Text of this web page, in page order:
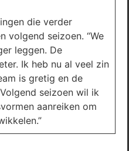
die verder
volgend seizoen. “We
leggen. De
Ik heb nu al veel zin
is gretig en de
seizoen wil ik
aanreiken om